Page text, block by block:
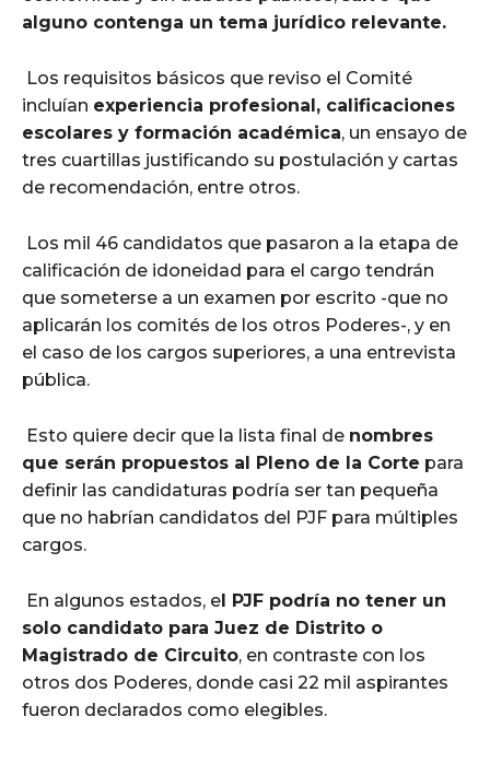
alguno contenga un tema jurídico relevante.
Los requisitos básicos que reviso el Comité
incluían experiencia profesional, calificaciones
escolares y formación académica, un ensayo de
tres cuartillas justificando su postulación y cartas
de recomendación, entre otros.
Los mil 46 candidatos que pasaron a la etapa de
calificación de idoneidad para el cargo tendrán
que someterse a un examen por escrito -que no
aplicarán los comités de los otros Poderes-, y en
el caso de los cargos superiores, a una entrevista
pública.
Esto quiere decir que la lista final de nombres
que serán propuestos al Pleno de la Corte para
definir las candidaturas podría ser tan pequeña
que no habrían candidatos del PJF para múltiples
cargos.
En algunos estados, el PJF podría no tener un
solo candidato para Juez de Distrito o
Magistrado de Circuito, en contraste con los
otros dos Poderes, donde casi 22 mil aspirantes
fueron declarados como elegibles.